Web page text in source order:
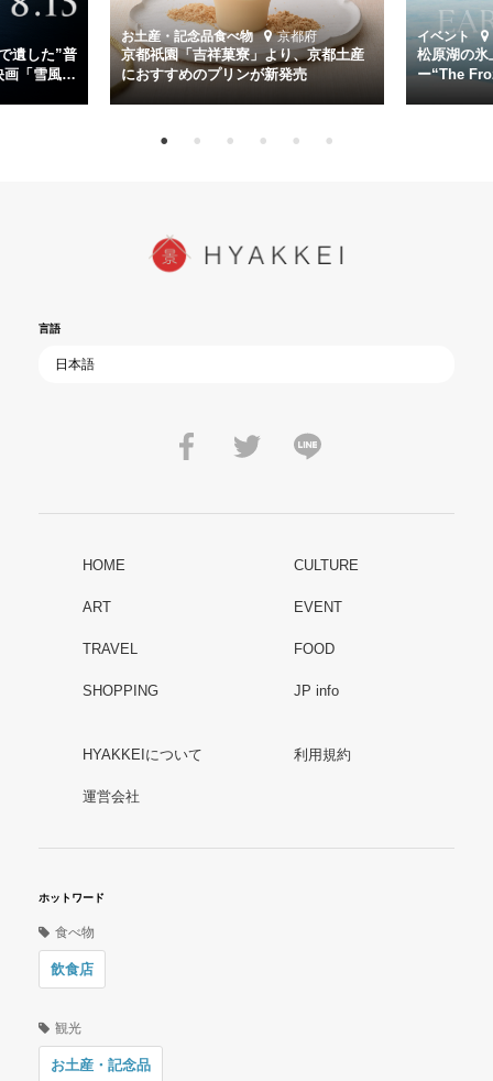
時代が再び、分断と暴力に揺れる現代。本作は「同じ過ちを繰り返す
道を歩んではいないか」と、彼らが命をかけて守りたいと願っ
た”今”を生きる私達に問いかける。戦後80年、戦争の記憶が薄れゆく
今だからこそ、尊い平和の価値を未来に繋ぐ作品『雪風 YUKIKAZE』
を多くの方にご覧いただきたい。
遺した”普
画「雪風
お土産・記念品食べ物 京都府
京都祇園「吉祥菓寮」より、京都土産
におすすめのプリンが新発売
イベント
松原湖の氷
ー“The
言語
HOME CULTURE
ART EVENT
TRAVEL FOOD
SHOPPING JP info
HYAKKEIについて 利用規約
運営会社
ホットワード
食べ物
飲食店
観光
お土産・記念品